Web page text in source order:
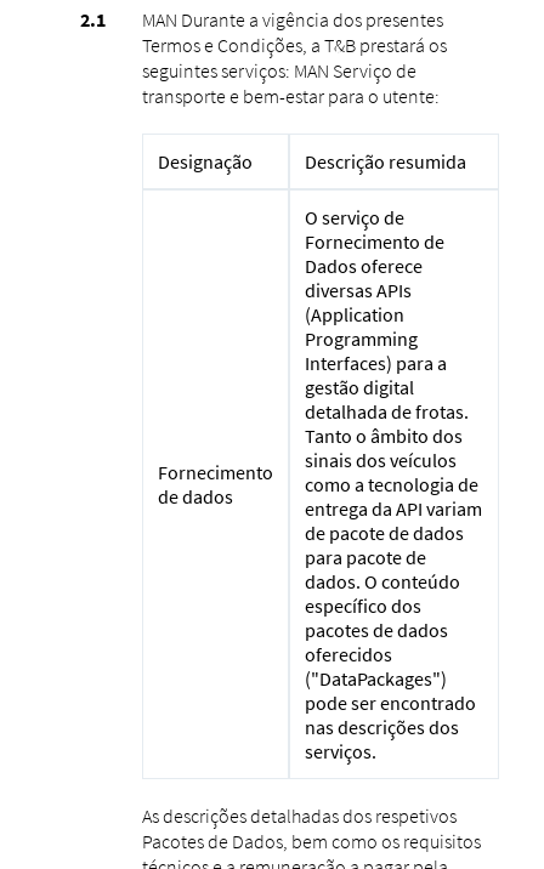
MAN Durante a vigência dos presentes
Termos e Condições, a T&B prestará os
seguintes serviços: MAN Serviço de
transporte e bem-estar para o utente:
Designação Descrição resumida
Fornecimento
de dados
O serviço de
Fornecimento de
Dados oferece
diversas APIs
(Application
Programming
Interfaces) para a
gestão digital
detalhada de frotas.
Tanto o âmbito dos
sinais dos veículos
como a tecnologia de
entrega da API variam
de pacote de dados
para pacote de
dados. O conteúdo
específico dos
pacotes de dados
oferecidos
("DataPackages")
pode ser encontrado
nas descrições dos
serviços.
As descrições detalhadas dos respetivos
Pacotes de Dados, bem como os requisitos